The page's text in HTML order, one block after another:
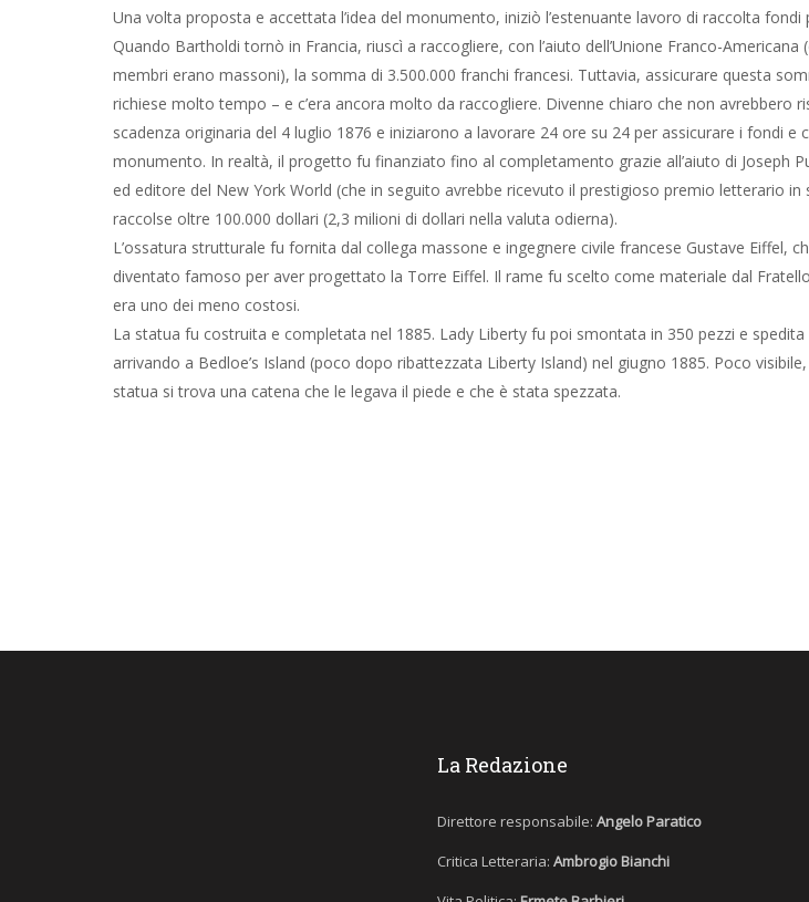
Una volta proposta e accettata l’idea del monumento, iniziò l’estenuante lavoro di raccolta fondi
Quando Bartholdi tornò in Francia, riuscì a raccogliere, con l’aiuto dell’Unione Franco-Americana
membri erano massoni), la somma di 3.500.000 franchi francesi. Tuttavia, assicurare questa
richiese molto tempo – e c’era ancora molto da raccogliere. Divenne chiaro che non avrebbero
scadenza originaria del 4 luglio 1876 e iniziarono a lavorare 24 ore su 24 per assicurare i fondi e
monumento. In realtà, il progetto fu finanziato fino al completamento grazie all’aiuto di Joseph
ed editore del New York World (che in seguito avrebbe ricevuto il prestigioso premio letterario in
raccolse oltre 100.000 dollari (2,3 milioni di dollari nella valuta odierna).
L’ossatura strutturale fu fornita dal collega massone e ingegnere civile francese Gustave Eiffel,
diventato famoso per aver progettato la Torre Eiffel. Il rame fu scelto come materiale dal
era uno dei meno costosi.
La statua fu costruita e completata nel 1885. Lady Liberty fu poi smontata in 350 pezzi e
arrivando a Bedloe’s Island (poco dopo ribattezzata Liberty Island) nel giugno 1885. Poco
statua si trova una catena che le legava il piede e che è stata spezzata.
La Redazione
Direttore responsabile: Angelo Paratico
Critica Letteraria: Ambrogio Bianchi